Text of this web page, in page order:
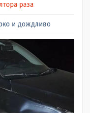
раза
и дождливо